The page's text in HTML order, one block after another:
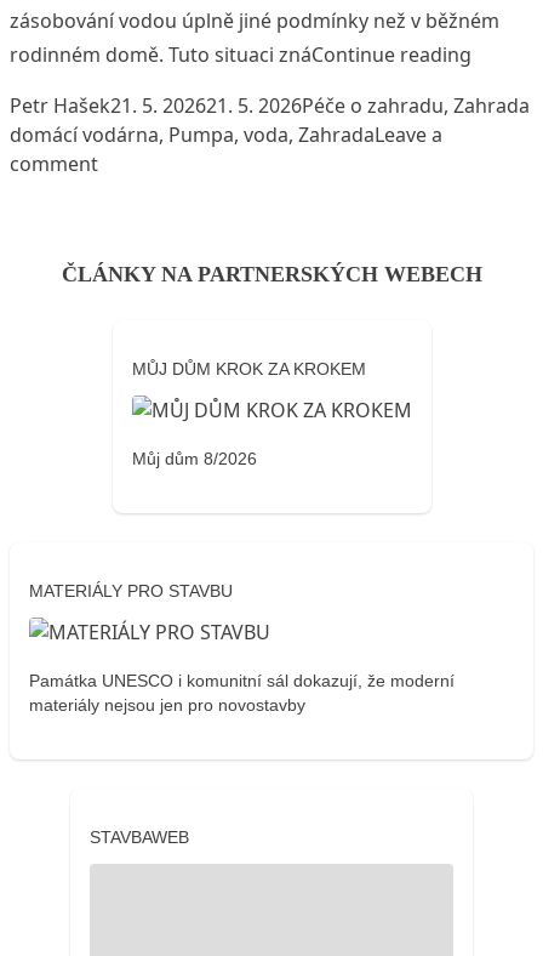
zásobování vodou úplně jiné podmínky než v běžném
rodinném domě. Tuto situaci znáContinue reading
Posted by
Petr Hašek21. 5. 202621. 5. 2026Posted in
Péče o zahradu, Zahrada
domácí vodárna, Pumpa, voda, ZahradaLeave a
commenton Jak mít na chalupě vodu bez starostí
ČLÁNKY NA PARTNERSKÝCH WEBECH
MŮJ DŮM KROK ZA KROKEM
Můj dům 8/2026
MATERIÁLY PRO STAVBU
Památka UNESCO i komunitní sál dokazují, že moderní
materiály nejsou jen pro novostavby
STAVBAWEB